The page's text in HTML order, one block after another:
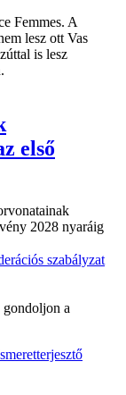
Femmes. A
lesz ott Vas
is lesz
első
2028 nyaráig
szabályzat
a